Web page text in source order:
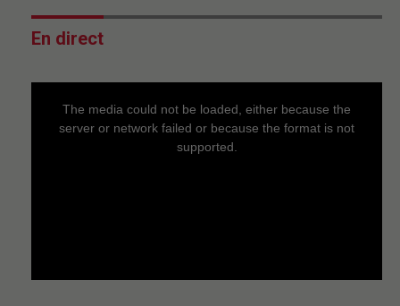
En direct
The media could not be loaded, either because the
server or network failed or because the format is not
supported.